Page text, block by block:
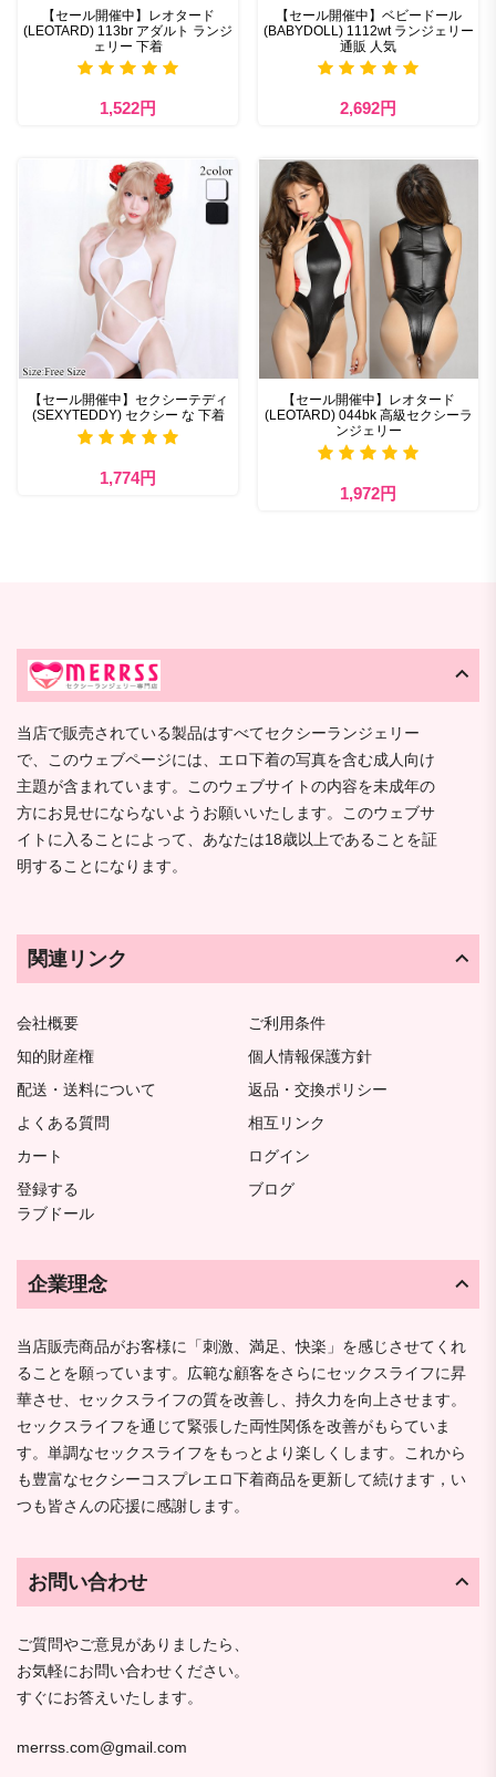
【セール開催中】レオタード
(LEOTARD) 113br アダルト ランジ
ェリー 下着
1,522円
【セール開催中】ベビードール
(BABYDOLL) 1112wt ランジェリー
通販 人気
2,692円
【セール開催中】セクシーテディ
(SEXYTEDDY) セクシー な 下着
1,774円
【セール開催中】レオタード
(LEOTARD) 044bk 高級セクシーラ
ンジェリー
1,972円
当店で販売されている製品はすべてセクシーランジェリー
で、このウェブページには、エロ下着の写真を含む成人向け
主題が含まれています。このウェブサイトの内容を未成年の
方にお見せにならないようお願いいたします。このウェブサ
イトに入ることによって、あなたは18歳以上であることを証
明することになります。
関連リンク
会社概要
ご利用条件
知的財産権
個人情報保護方針
配送・送料について
返品・交換ポリシー
よくある質問
相互リンク
カート
ログイン
登録する
ブログ
ラブドール
企業理念
当店販売商品がお客様に「刺激、満足、快楽」を感じさせてくれ
ることを願っています。広範な顧客をさらにセックスライフに昇
華させ、セックスライフの質を改善し、持久力を向上させます。
セックスライフを通じて緊張した両性関係を改善がもらていま
す。単調なセックスライフをもっとより楽しくします。これから
も豊富なセクシーコスプレエロ下着商品を更新して続けます，い
つも皆さんの応援に感謝します。
お問い合わせ
ご質問やご意見がありましたら、
お気軽にお問い合わせください。
すぐにお答えいたします。
merrss.com@gmail.com